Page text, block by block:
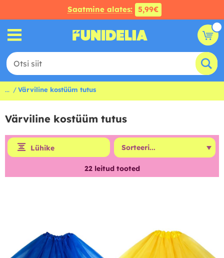
Saatmine alates: 5,99€
... Värviline kostüüm tutus
Värviline kostüüm tutus
Lühike
22leitud tooted